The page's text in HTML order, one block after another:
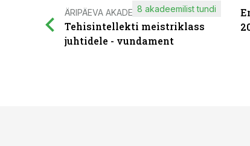
ÄRIPÄEVA AKADEEMIA
Tehisintellekti meistriklass
juhtidele - vundament
8 akadeemilist tundi